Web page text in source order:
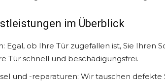
im Überblick
Egal, ob Ihre Tür zugefallen ist, Sie Ihren
Tür schnell und beschädigungsfrei.
und -reparaturen: Wir tauschen